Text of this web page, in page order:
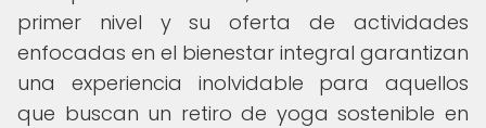
primer nivel y su oferta de actividades
enfocadas en el bienestar integral garantizan
una experiencia inolvidable para aquellos
que buscan un retiro de yoga sostenible en